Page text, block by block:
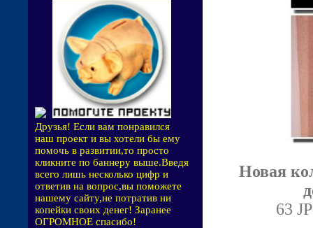
Друзья! Если вам понравился
наш проект и вы хотели бы ему
помочь в развитии,то просто
кликните по баннеру выше.Введя
всего лишь несколько цифр и
ответив на вопрос,вы поможете
нашему сайту,не потратив ни
копейки своих денег! Заранее
ОГРОМНОЕ спасибо!
Новая
63